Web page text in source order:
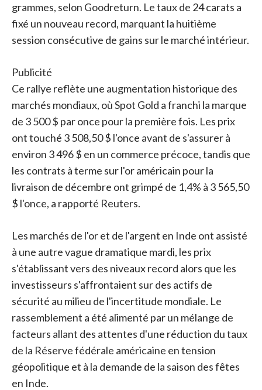
grammes, selon Goodreturn. Le taux de 24 carats a
fixé un nouveau record, marquant la huitième
session consécutive de gains sur le marché intérieur.
Publicité
Ce rallye reflète une augmentation historique des
marchés mondiaux, où Spot Gold a franchi la marque
de 3 500 $ par once pour la première fois. Les prix
ont touché 3 508,50 $ l'once avant de s'assurer à
environ 3 496 $ en un commerce précoce, tandis que
les contrats à terme sur l'or américain pour la
livraison de décembre ont grimpé de 1,4% à 3 565,50
$ l'once, a rapporté Reuters.
Les marchés de l'or et de l'argent en Inde ont assisté
à une autre vague dramatique mardi, les prix
s'établissant vers des niveaux record alors que les
investisseurs s'affrontaient sur des actifs de
sécurité au milieu de l'incertitude mondiale. Le
rassemblement a été alimenté par un mélange de
facteurs allant des attentes d'une réduction du taux
de la Réserve fédérale américaine en tension
géopolitique et à la demande de la saison des fêtes
en Inde.